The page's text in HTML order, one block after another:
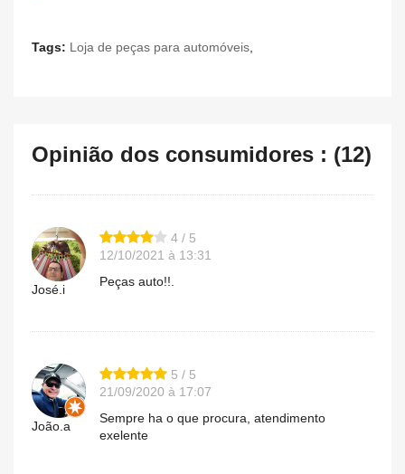
Tags: Loja de peças para automóveis
Opinião dos consumidores : (12)
José.i
4 / 5
12/10/2021 à 13:31
Peças auto!!.
João.a
5 / 5
21/09/2020 à 17:07
Sempre ha o que procura, atendimento
exelente